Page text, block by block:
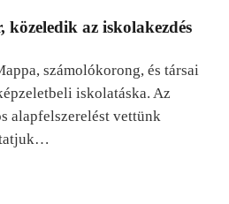
közeledik az iskolakezdés
számolókorong, és társai
iskolatáska. Az
alapfelszerelést vettünk